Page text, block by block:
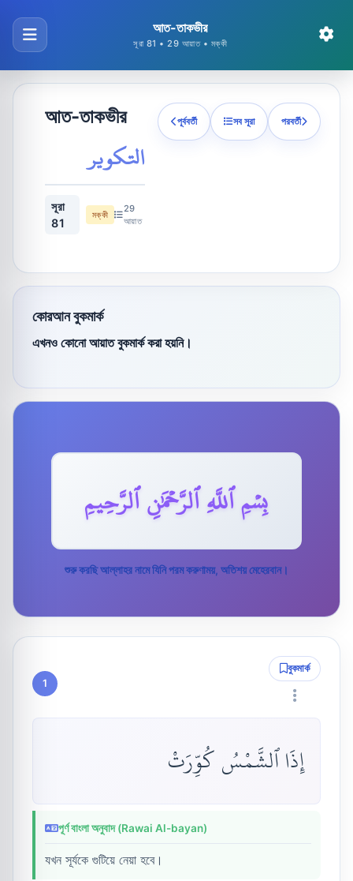
আত-তাকভীর
সূরা 81 • 29 আয়াত • মক্কী
আত-তাকভীর
التكوير
সূরা
81
মক্কী
29
আয়াত
পূর্ববর্তী সব সূরা পরবর্তী
কোরআন বুকমার্ক
এখনও কোনো আয়াত বুকমার্ক করা হয়নি।
بِسۡمِ ٱللَّهِ ٱلرَّحۡمَٰنِ ٱلرَّحِيمِ
শুরু করছি আল্লাহর নামে যিনি পরম করুণাময়, অতিশয় মেহেরবান।
1
বুকমার্ক
إِذَا ٱلشَّمْسُ كُوِّرَتْ
পূর্ণ বাংলা অনুবাদ (Rawai Al-bayan)
যখন সূর্যকে গুটিয়ে নেয়া হবে।